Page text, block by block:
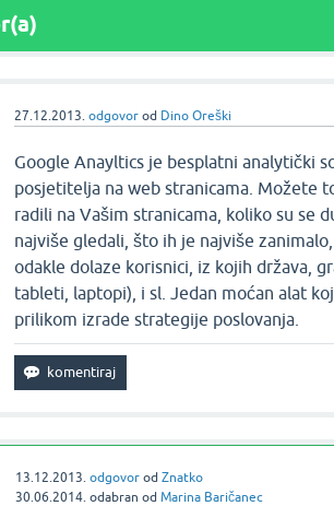
27.12.2013. odgovor od Dino Oreški
Google Anayltics je besplatni analytički
posjetitelja na web stranicama. Možete
radili na Vašim stranicama, koliko su se
najviše gledali, što ih je najviše
odakle dolaze korisnici, iz kojih država,
tableti, laptopi), i sl. Jedan moćan alat
prilikom izrade strategije poslovanja.
13.12.2013. odgovor od Znatko
30.06.2014. odabran od Marina Baričanec